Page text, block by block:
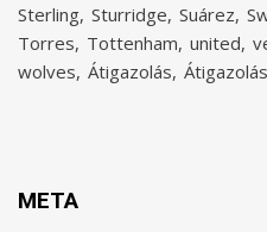
Sterling Sturridge Suárez
Torres Tottenham united
wolves Átigazolás
META